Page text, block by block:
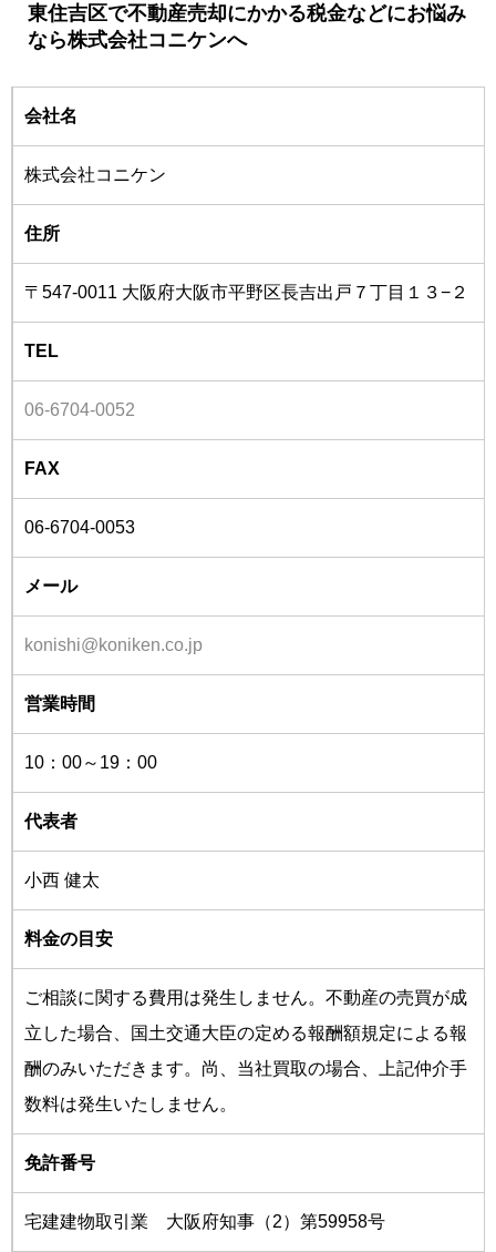
東住吉区で不動産売却にかかる税金などにお悩み
なら株式会社コニケンへ
会社名
株式会社コニケン
住所
〒547-0011 大阪府大阪市平野区長吉出戸７丁目１３−２
TEL
06-6704-0052
FAX
06-6704-0053
メール
konishi@koniken.co.jp
営業時間
10：00～19：00
代表者
小西 健太
料金の目安
ご相談に関する費用は発生しません。不動産の売買が成
立した場合、国土交通大臣の定める報酬額規定による報
酬のみいただきます。尚、当社買取の場合、上記仲介手
数料は発生いたしません。
免許番号
宅建建物取引業 大阪府知事（2）第59958号